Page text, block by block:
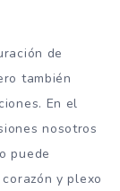
de
también
En el
nosotros
puede
y plexo